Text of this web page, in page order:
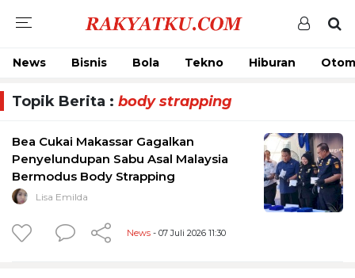
News Bisnis Bola Tekno Hiburan
Topik Berita : body strapping
Bea Cukai Makassar Gagalkan
Penyelundupan Sabu Asal Malaysia
Bermodus Body Strapping
Lisa Emilda
News - 07 Juli 2026 11:30